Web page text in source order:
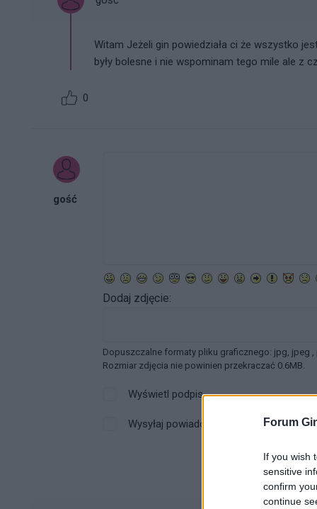
Forum
If you wish
sensitive
confirm
continue
Witam Jeżeli gin powiedziała ci że wszystko
były bolesne i nie wspominam tego mile ale z
0
gość
Dodaj zdjęcie:
Dopuszczalne formaty pliku graficznego: jpg, jpeg ,
Rozmiar zdjęcia nie powinien przekraczać 0.6MB.
Wyświetl podpis
Wysyłaj powiadomienia o odpowiedzi